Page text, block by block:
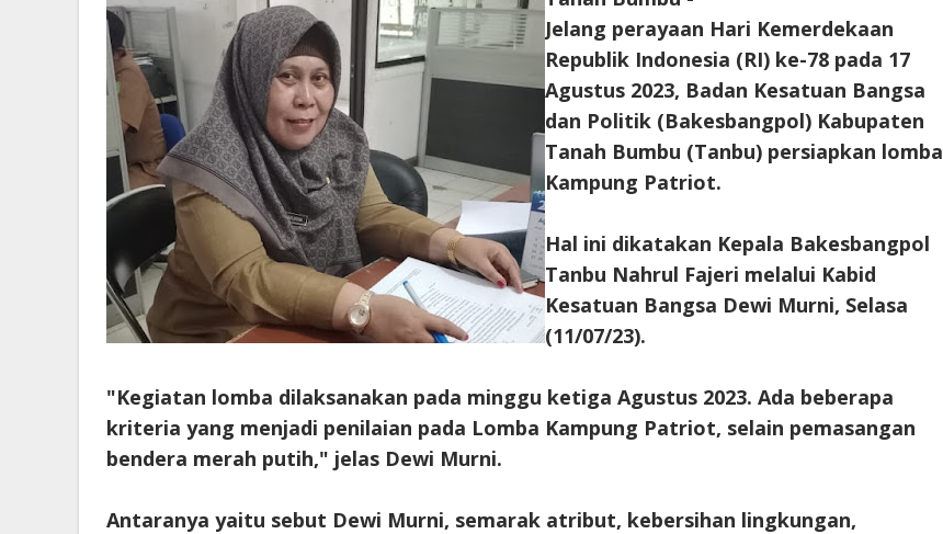
Jelang perayaan Hari Kemerdekaan
Republik Indonesia (RI) ke-78 pada 17
Agustus 2023, Badan Kesatuan Bangsa
dan Politik (Bakesbangpol) Kabupaten
Tanah Bumbu (Tanbu) persiapkan lomba
Kampung Patriot.
Hal ini dikatakan Kepala Bakesbangpol
Tanbu Nahrul Fajeri melalui Kabid
Kesatuan Bangsa Dewi Murni, Selasa
(11/07/23).
"Kegiatan lomba dilaksanakan pada minggu ketiga Agustus 2023. Ada beberapa
kriteria yang menjadi penilaian pada Lomba Kampung Patriot, selain pemasangan
bendera merah putih," jelas Dewi Murni.
Antaranya yaitu sebut Dewi Murni, semarak atribut, kebersihan lingkungan,